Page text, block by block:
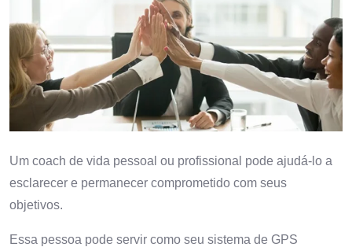
Um coach de vida pessoal ou profissional pode ajudá-lo a
esclarecer e permanecer comprometido com seus
objetivos.
Essa pessoa pode servir como seu sistema de GPS